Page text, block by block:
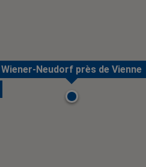
Wiener-Neudorf près de Vienne